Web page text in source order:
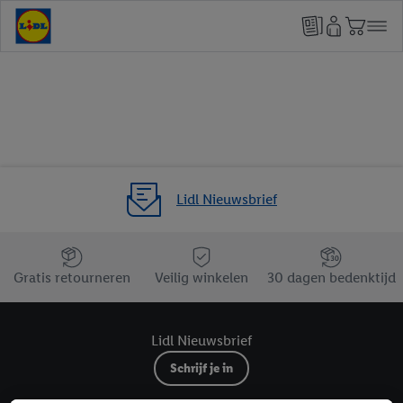
Lidl Nieuwsbrief
Jouw voordelen bij ons als Lidl webshop klant
Gratis retourneren
Veilig winkelen 30 dagen bedenktijd
Lidl Nieuwsbrief
Schrijf je in